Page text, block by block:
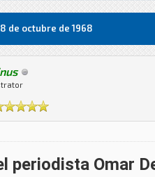
de octubre de 1968
periodista Omar